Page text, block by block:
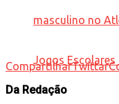
CompartilharTwittar
Da Redação